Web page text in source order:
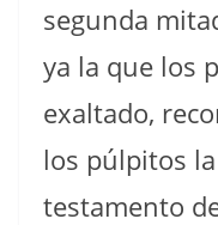
segunda
ya la que los
exaltado,
los púlpitos
testamento